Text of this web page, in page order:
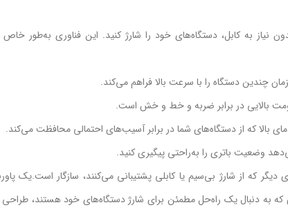
نیاز به کابل، دستگاه‌های خود را شارژ کنید. این فناوری به‌طور خاص
بالایی در برابر ضربه و خط و خش است.
بالا که از دستگاه‌های شما در برابر آسیب‌های احتمالی محافظت می‌کند.
دیگر که از شارژ بی‌سیم یا کابلی پشتیبانی می‌کنند، سازگار است.یک
که به دنبال یک راه‌حل مطمئن برای شارژ دستگاه‌های خود هستند،